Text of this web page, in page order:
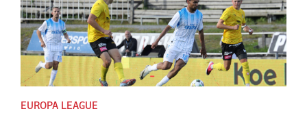
EUROPA LEAGUE